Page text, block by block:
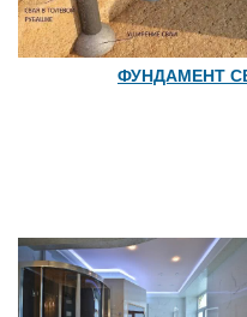
ФУНДАМЕНТ